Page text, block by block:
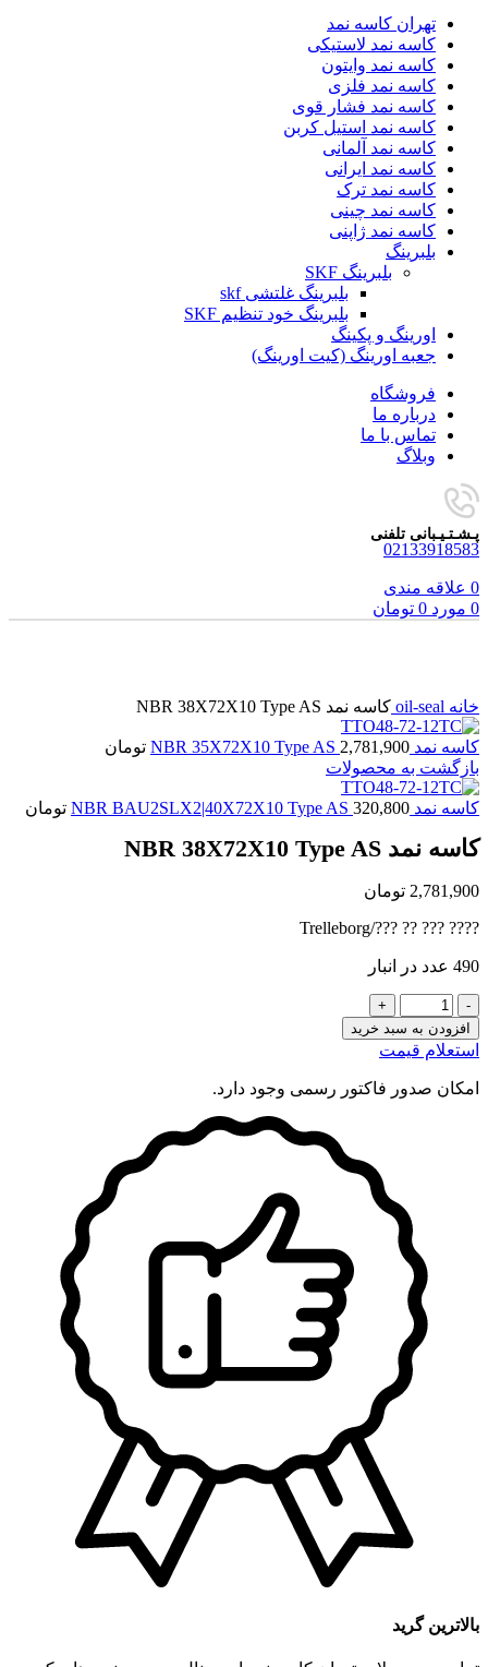
تهران کاسه نمد
کاسه نمد لاستیکی
کاسه نمد وایتون
کاسه نمد فلزی
کاسه نمد فشار قوی
کاسه نمد استیل کربن
کاسه نمد آلمانی
کاسه نمد ایرانی
کاسه نمد ترک
کاسه نمد چینی
کاسه نمد ژاپنی
بلبرینگ
بلبرینگ SKF
بلبرینگ غلتشی skf
بلبرینگ خود تنظیم SKF
اورینگ و پکینگ
جعبه اورینگ (کیت اورینگ)
فروشگاه
درباره ما
تماس با ما
وبلاگ
پـشـتـیـبانی تلفنی
02133918583
0 علاقه مندی
0 مورد 0 تومان
خانه oil-seal کاسه نمد NBR 38X72X10 Type AS
کاسه نمد NBR 35X72X10 Type AS 2,781,900
تومان
بازگشت به محصولات
کاسه نمد NBR BAU2SLX2|40X72X10 Type AS 320,800 تومان
کاسه نمد NBR 38X72X10 Type AS
2,781,900 تومان
???? ??? ?? ???/Trelleborg
490 عدد در انبار
کاسه
نمد
NBR
38X72X10
Type
AS
افزودن به سبد خرید
استعلام قیمت
امکان صدور فاکتور رسمی وجود دارد.
بالاترین گرید